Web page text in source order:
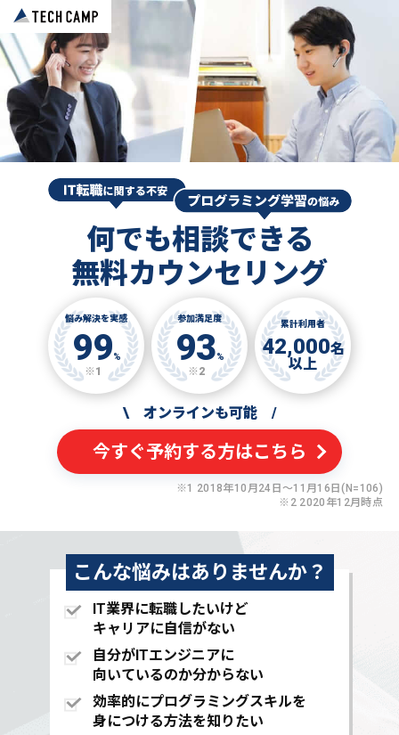
何でも相談できる
無料カウンセリング
悩み解決を実感
99%
※1
参加満足度
93%
※2
累計利用者
42,000名
以上
\ オンラインも可能 /
今すぐ予約する方はこちら
※1 2018年10月24日〜11月16日(N=106)
※2 2020年12月時点
こんな悩みはありませんか？
IT業界に転職したいけど
キャリアに自信がない
自分がITエンジニアに
向いているのか分からない
効率的にプログラミングスキルを
身につける方法を知りたい